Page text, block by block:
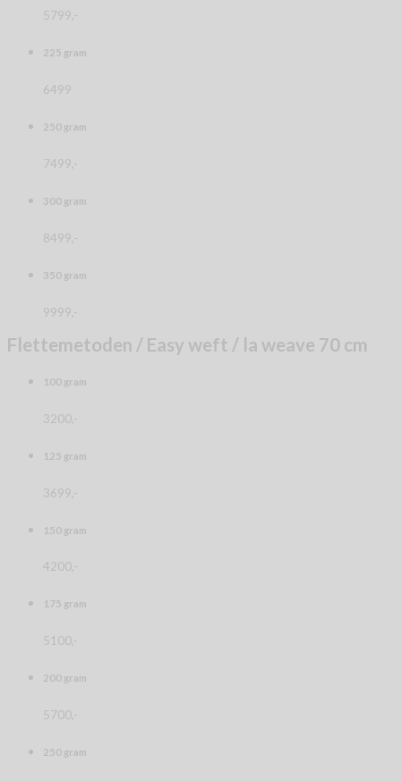
5799,-
225 gram
6499
250 gram
7499,-
300 gram
8499,-
350 gram
9999,-
Flettemetoden / Easy weft / la weave 70 cm
100 gram
3200,-
125 gram
3699,-
150 gram
4200,-
175 gram
5100,-
200 gram
5700,-
250 gram